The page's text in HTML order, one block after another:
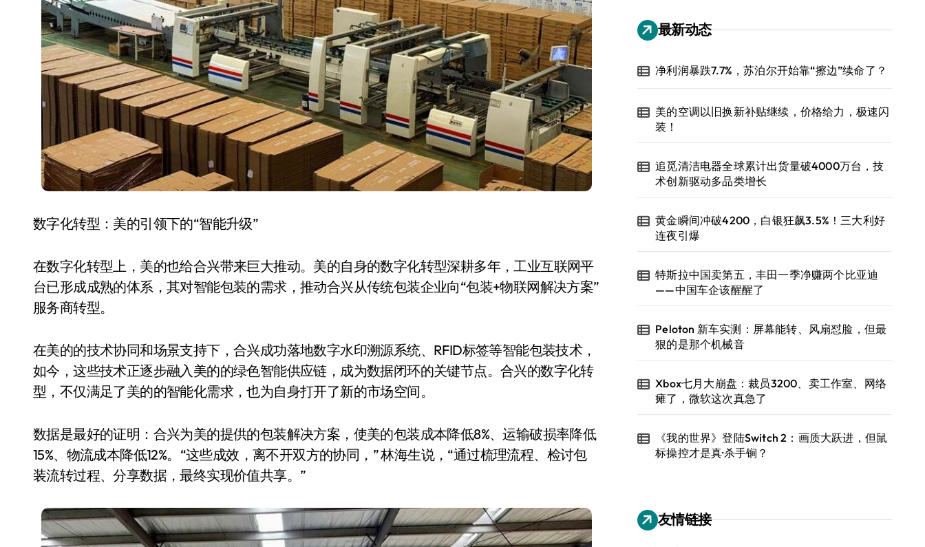
数字化转型：美的引领下的“智能升级”
在数字化转型上，美的也给合兴带来巨大推动。美的自身的数字化转型深耕多年，工业互联网平
台已形成成熟的体系，其对智能包装的需求，推动合兴从传统包装企业向“包装+物联网解决方案”
服务商转型。
在美的的技术协同和场景支持下，合兴成功落地数字水印溯源系统、RFID标签等智能包装技术，
如今，这些技术正逐步融入美的的绿色智能供应链，成为数据闭环的关键节点。合兴的数字化转
型，不仅满足了美的的智能化需求，也为自身打开了新的市场空间。
数据是最好的证明：合兴为美的提供的包装解决方案，使美的包装成本降低8%、运输破损率降低
15%、物流成本降低12%。“这些成效，离不开双方的协同，” 林海生说，“通过梳理流程、检讨包
装流转过程、分享数据，最终实现价值共享。”
最新动态
净利润暴跌7.7%，苏泊尔开始靠“擦边”续命了？
美的空调以旧换新补贴继续，价格给力，极速闪
装！
追觅清洁电器全球累计出货量破4000万台，技
术创新驱动多品类增长
黄金瞬间冲破4200，白银狂飙3.5%！三大利好
连夜引爆
特斯拉中国卖第五，丰田一季净赚两个比亚迪
——中国车企该醒醒了
Peloton 新车实测：屏幕能转、风扇怼脸，但最
狠的是那个机械音
Xbox七月大崩盘：裁员3200、卖工作室、网络
瘫了，微软这次真急了
《我的世界》登陆Switch 2：画质大跃进，但鼠
标操控才是真·杀手锏？
友情链接